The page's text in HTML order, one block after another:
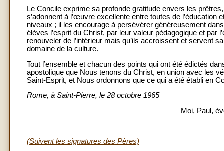
Le Concile exprime sa profonde gratitude envers les
s’adonnent à l’œuvre excellente entre toutes de
niveaux ; il les encourage à persévérer généreusement
élèves l’esprit du Christ, par leur valeur pédagogique et par
renouveler de l’intérieur mais qu’ils accroissent et servent
domaine de la culture.
Tout l’ensemble et chacun des points qui ont été édictés
apostolique que Nous tenons du Christ, en union avec les
Saint-Esprit, et Nous ordonnons que ce qui a été établi en
Rome, à Saint-Pierre, le 28 octobre 1965
Moi, Paul,
(Suivent les signatures des Pères)